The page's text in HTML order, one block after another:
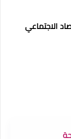
الاجتماعي